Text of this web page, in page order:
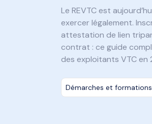
Le REVTC est
exercer légalement.
attestation de lien
contrat : ce guide
des exploitants VTC
Démarches et formations